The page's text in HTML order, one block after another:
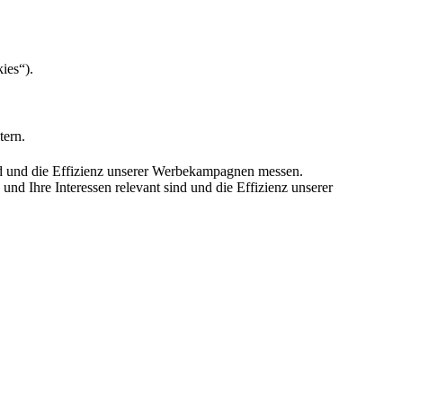
die Effizienz unserer Werbekampagnen messen.
Ihre Interessen relevant sind und die Effizienz unserer